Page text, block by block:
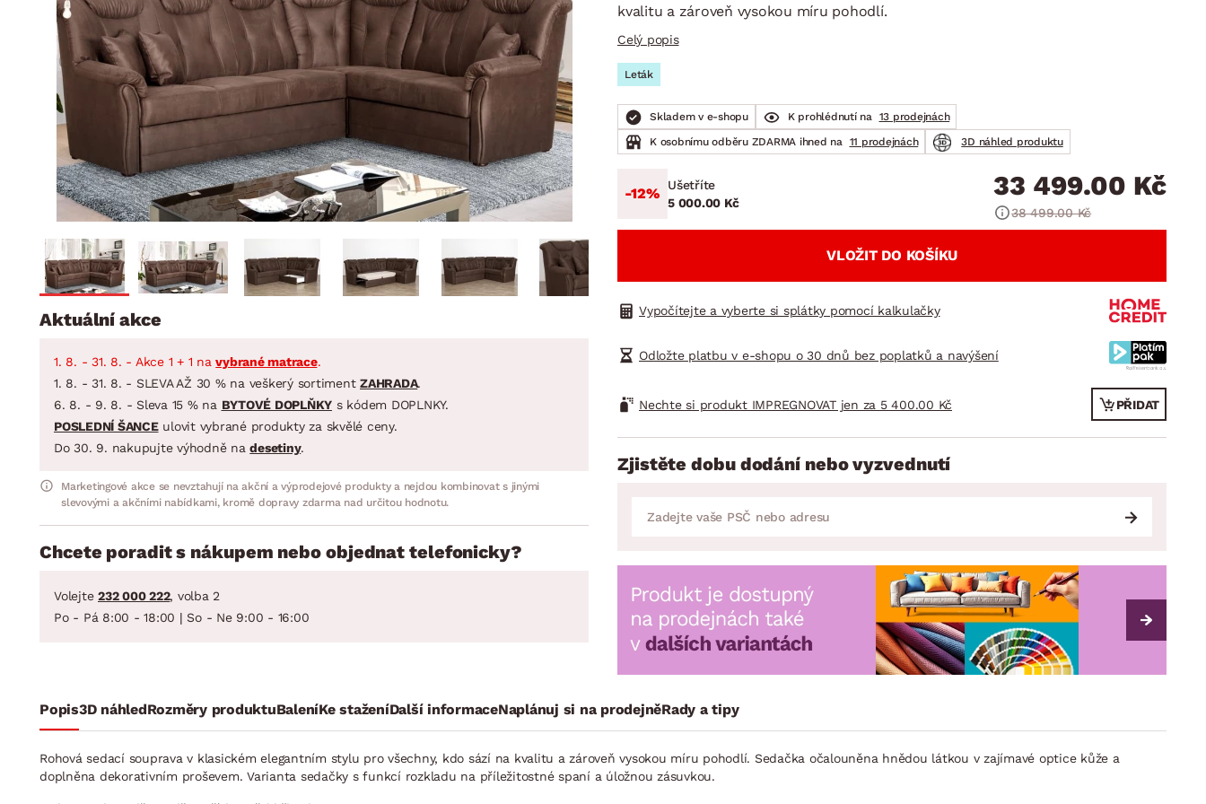
Dětský pokoj
Předsíň, šatna a chodba
Kuchyně
Koupelna
Zahrada
Domácnost
BYTOVÝ TEXTIL
Přikrývky
Polštáře
Koberce
Závěsy a žaluzie
Zobrazit vše
STOLOVÁNÍ A VAŘENÍ
Jídelní servis
Příbory
Hrnce
Zobrazit vše
DOMÁCÍ SPOTŘEBIČE ZAHRADNÍ DOPLŇKY
VELIKONOCE
Koupelnové sestavy
Jídelní sestavy
Zahradní sestavy
Zahradní doplňky
kvalitu a zároveň vysokou míru pohodlí.
Celý popis
Leták
Skladem v e-shopu K prohlédnutí na 13 prodejnách
K osobnímu odběru ZDARMA ihned na 11 prodejnách 3D náhled produktu
-12%
Ušetříte
5 000.00 Kč
33 499.00 Kč
38 499.00 Kč
VLOŽIT DO KOŠÍKU
Vypočítejte a vyberte si splátky pomocí kalkulačky
Odložte platbu v e-shopu o 30 dnů bez poplatků a navýšení
Nechte si produkt IMPREGNOVAT jen za 5 400.00 Kč PŘIDAT
Zjistěte dobu dodání nebo vyzvednutí
Aktuální akce
1. 8. - 31. 8. - Akce 1 + 1 navybrané matrace.
1. 8. - 31. 8. - SLEVA AŽ 30 % na veškerý sortiment ZAHRADA.
6. 8. - 9. 8. - Sleva 15 % na BYTOVÉ DOPLŇKY s kódem DOPLNKY.
POSLEDNÍ ŠANCEulovit vybrané produkty za skvělé ceny.
Do 30. 9. nakupujte výhodně nadesetiny.
Marketingové akce se nevztahují na akční a výprodejové produkty a nejdou kombinovat s jinými
slevovými a akčními nabídkami, kromě dopravy zdarma nad určitou hodnotu.
Chcete poradit s nákupem nebo objednat telefonicky?
Volejte 232 000 222, volba 2
Po - Pá 8:00 - 18:00 | So - Ne 9:00 - 16:00
Popis3D náhledRozměry produktuBaleníKe staženíDalší informaceNaplánuj si na prodejněRady a tipy
Rohová sedací souprava v klasickém elegantním stylu pro všechny, kdo sází na kvalitu a zároveň vysokou míru pohodlí. Sedačka očalouněna hnědou látkou v zajímavé optice kůže a
doplněna dekorativním proševem. Varianta sedačky s funkcí rozkladu na příležitostné spaní a úložnou zásuvkou.